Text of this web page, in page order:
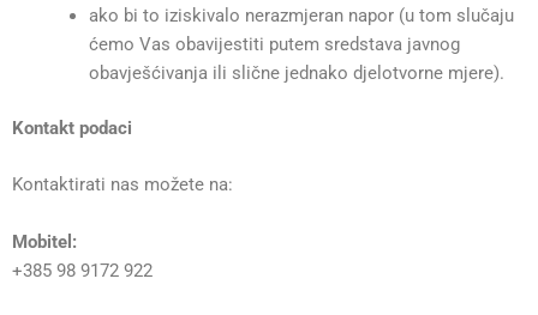
ako bi to iziskivalo nerazmjeran napor (u tom slučaju
ćemo Vas obavijestiti putem sredstava javnog
obavješćivanja ili slične jednako djelotvorne mjere).
Kontakt podaci
Kontaktirati nas možete na:
Mobitel:
+385 98 9172 922